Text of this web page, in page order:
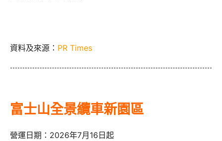
資料及來源： PR Times
富士山全景纜車新園區
營運日期：2026年7月16日起